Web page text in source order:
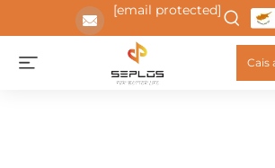
[email protected]
Cais